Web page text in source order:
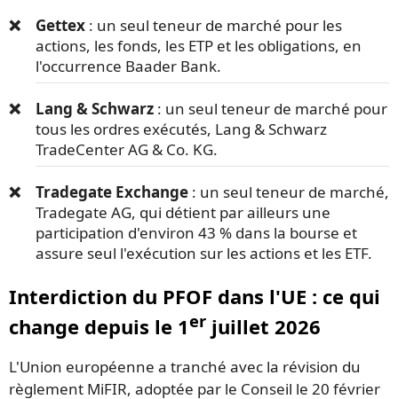
Gettex : un seul teneur de marché pour les
actions, les fonds, les ETP et les obligations, en
l'occurrence Baader Bank.
Lang & Schwarz : un seul teneur de marché pour
tous les ordres exécutés, Lang & Schwarz
TradeCenter AG & Co. KG.
Tradegate Exchange : un seul teneur de marché,
Tradegate AG, qui détient par ailleurs une
participation d'environ 43 % dans la bourse et
assure seul l'exécution sur les actions et les ETF.
Interdiction du PFOF dans l'UE : ce qui
change depuis le 1er juillet 2026
L'Union européenne a tranché avec la révision du
règlement MiFIR, adoptée par le Conseil le 20 février